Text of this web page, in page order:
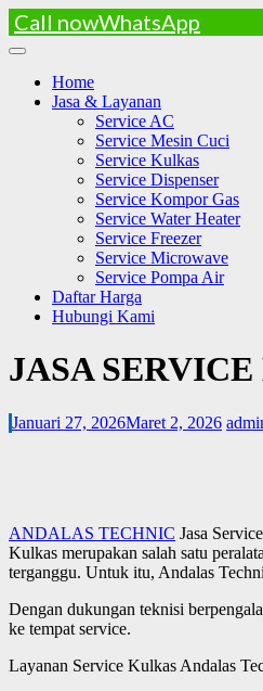
Call nowWhatsApp
Skip
contentHome
Jasa & Layanan
Service AC
Service Mesin Cuci
Service Kulkas
Service Dispenser
Service Kompor Gas
Service Water Heater
Service Freezer
Service Microwave
Service Pompa Air
Daftar Harga
Hubungi Kami
JASA
Januari 27, 2026Maret 2, 2026
ANDALAS TECHNIC Jasa
Kulkas merupakan salah satu
terganggu. Untuk itu, Andalas
Dengan dukungan teknisi
ke tempat service.
Layanan Service Kulkas Andalas